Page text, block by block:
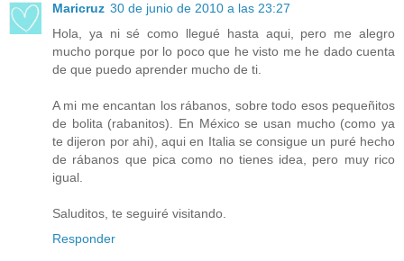
Maricruz 30 de junio de 2010 a las 23:27
Hola, ya ni sé como llegué hasta aqui, pero me alegro
mucho porque por lo poco que he visto me he dado cuenta
de que puedo aprender mucho de ti.
A mi me encantan los rábanos, sobre todo esos pequeñitos
de bolita (rabanitos). En México se usan mucho (como ya
te dijeron por ahi), aqui en Italia se consigue un puré hecho
de rábanos que pica como no tienes idea, pero muy rico
igual.
Saluditos, te seguiré visitando.
Responder